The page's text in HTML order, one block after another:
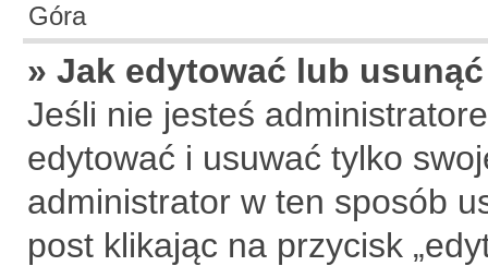
Góra
» Jak edytować lub
Jeśli nie jesteś
edytować i usuwać tylko
administrator w ten sposób
post klikając na przycisk